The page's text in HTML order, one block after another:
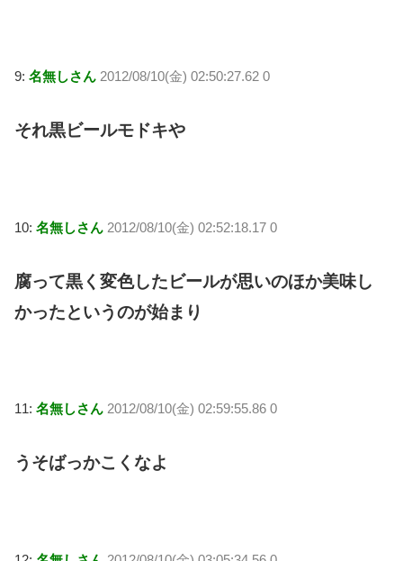
9: 名無しさん 2012/08/10(金) 02:50:27.62 0
それ黒ビールモドキや
10: 名無しさん 2012/08/10(金) 02:52:18.17 0
腐って黒く変色したビールが思いのほか美味し
かったというのが始まり
11: 名無しさん 2012/08/10(金) 02:59:55.86 0
うそばっかこくなよ